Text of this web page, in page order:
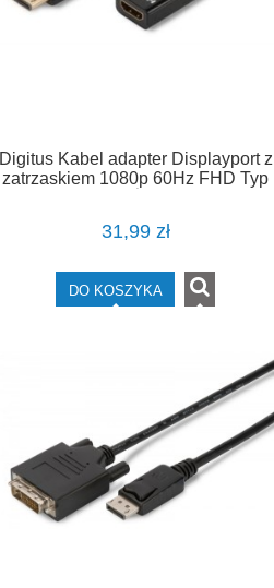
Digitus Kabel adapter Displayport z
zatrzaskiem 1080p 60Hz FHD Typ
31,99 zł
DO KOSZYKA